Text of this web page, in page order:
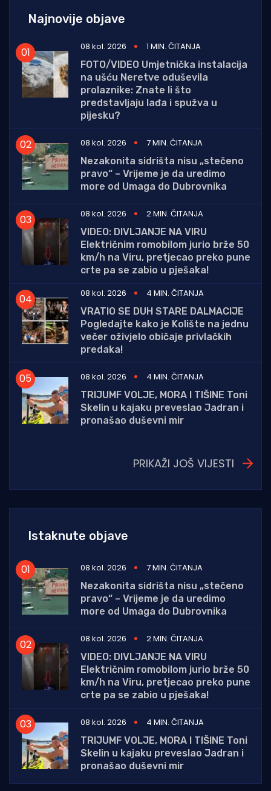
Najnovije objave
08 kol. 2026
1 MIN. ČITANJA
FOTO/VIDEO Umjetnička instalacija
na ušću Neretve oduševila
prolaznike: Znate li što
predstavljaju lađa i spužva u
pijesku?
08 kol. 2026
7 MIN. ČITANJA
Nezakonita sidrišta nisu „stečeno
pravo“ – Vrijeme je da uredimo
more od Umaga do Dubrovnika
08 kol. 2026
2 MIN. ČITANJA
VIDEO: DIVLJANJE NA VIRU
Električnim romobilom jurio brže 50
km/h na Viru, pretjecao preko pune
crte pa se zabio u pješaka!
08 kol. 2026
4 MIN. ČITANJA
VRATIO SE DUH STARE DALMACIJE
Pogledajte kako je Kolište na jednu
večer oživjelo običaje privlačkih
predaka!
08 kol. 2026
4 MIN. ČITANJA
TRIJUMF VOLJE, MORA I TIŠINE Toni
Skelin u kajaku preveslao Jadran i
pronašao duševni mir
PRIKAŽI JOŠ VIJESTI
Istaknute objave
08 kol. 2026
7 MIN. ČITANJA
Nezakonita sidrišta nisu „stečeno
pravo“ – Vrijeme je da uredimo
more od Umaga do Dubrovnika
08 kol. 2026
2 MIN. ČITANJA
VIDEO: DIVLJANJE NA VIRU
Električnim romobilom jurio brže 50
km/h na Viru, pretjecao preko pune
crte pa se zabio u pješaka!
08 kol. 2026
4 MIN. ČITANJA
TRIJUMF VOLJE, MORA I TIŠINE Toni
Skelin u kajaku preveslao Jadran i
pronašao duševni mir